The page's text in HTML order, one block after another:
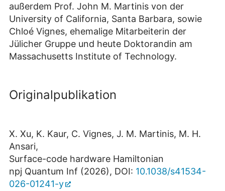
außerdem Prof. John M. Martinis von der
University of California, Santa Barbara, sowie
Chloé Vignes, ehemalige Mitarbeiterin der
Jülicher Gruppe und heute Doktorandin am
Massachusetts Institute of Technology.
Originalpublikation
X. Xu, K. Kaur, C. Vignes, J. M. Martinis, M. H.
Ansari,
Surface-code hardware Hamiltonian
npj Quantum Inf (2026), DOI: 10.1038/s41534-
026-01241-y